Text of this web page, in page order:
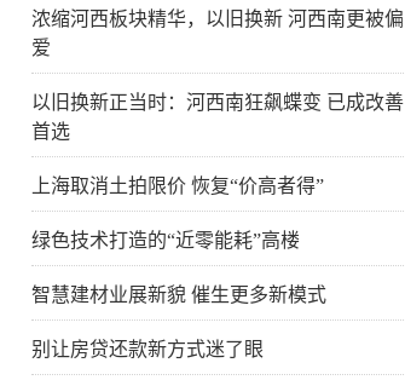
浓缩河西板块精华，以旧换新 河西南更被偏
爱
以旧换新正当时：河西南狂飙蝶变 已成改善
首选
上海取消土拍限价 恢复“价高者得”
绿色技术打造的“近零能耗”高楼
智慧建材业展新貌 催生更多新模式
别让房贷还款新方式迷了眼